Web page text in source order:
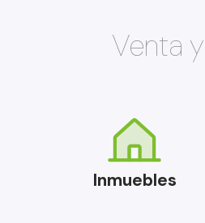
Venta
Inmuebles